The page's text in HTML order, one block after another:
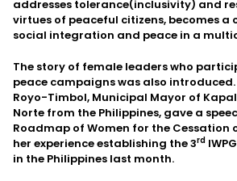
addresses tolerance(inclusivity) and
virtues of peaceful citizens, becomes a
social integration and peace in a
The story of female leaders who
peace campaigns was also introduced.
Royo-Timbol, Municipal Mayor of
Norte from the Philippines, gave a
Roadmap of Women for the Cessation
her experience establishing the 3rd
in the Philippines last month.